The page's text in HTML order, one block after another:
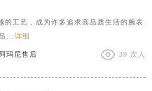
的工艺，成为许多追求高品质生活的腕表
... 详细
玛尼售后 39 次人